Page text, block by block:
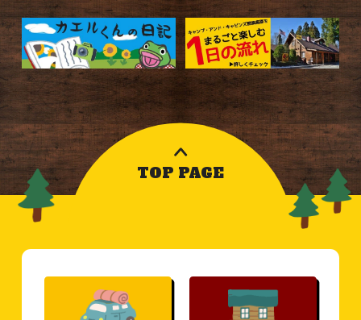
TOP PAGE